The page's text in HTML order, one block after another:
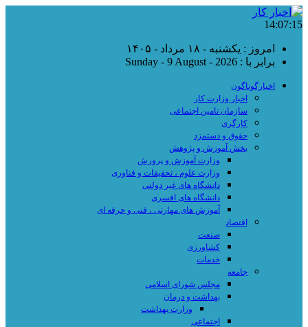
14:07:16
امروز : یکشنبه - ۱۸ مرداد - ۱۴۰۵
برابر با : Sunday - 9 August - 2026
اخبارگوناگون
اخبار وزارت کار
سازمان تامین اجتماعی
کارگری
حقوق و دستمزد
بخش آموزش و پژوهش
وزارت آموزش و پرورش
وزارت علوم ، تحقیقات و فناوری
دانشگاه های غیر دولتی
دانشگاه های افسری
آموزش های مهارتی ، فنی و حرفه ای
اقتصاد
صنعت
کشاورزی
خدمات
جامعه
مجلس شورای اسلامی
بهداشت و درمان
وزارت بهداشت
اجتماعی